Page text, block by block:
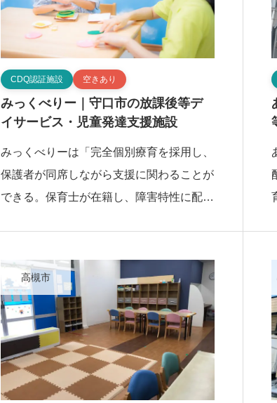
CDQ認証施設 空きあり
みっくべりー｜守口市の放課後等デ
イサービス・児童発達支援施設
みっくべりーは「完全個別療育を採用し、
保護者が同席しながら支援に関わることが
できる。保育士が在籍し、障害特性に配慮
す。この施 […]
高槻市